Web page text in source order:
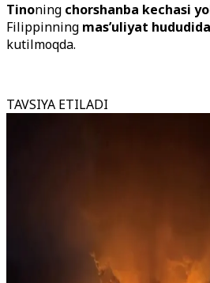
Tinoning chorshanba kechasi
Filippinning mas’uliyat
kutilmoqda.
TAVSIYA ETILADI